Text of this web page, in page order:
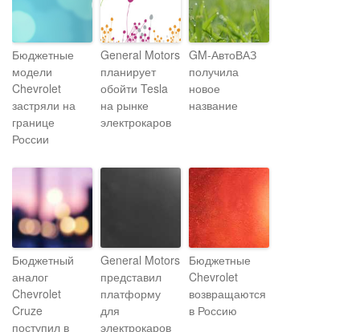
Бюджетные
модели
Chevrolet
застряли на
границе
России
General Motors
планирует
обойти Tesla
на рынке
электрокаров
GM-АвтоВАЗ
получила
новое
название
Бюджетный
аналог
Chevrolet
Cruze
поступил в
General Motors
представил
платформу
для
электрокаров
Бюджетные
Chevrolet
возвращаются
в Россию